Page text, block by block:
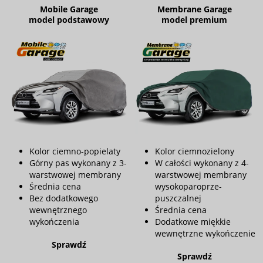
Mobile Garage
model podstawowy
Kolor ciemno-popielaty
Górny pas wykonany z 3-
warstwowej membrany
Średnia cena
Bez dodatkowego
wewnętrznego
wykończenia
Sprawdź
Membrane Garage
model premium
Kolor ciemnozielony
W całości wykonany z 4-
warstwowej membrany
wysokoparoprze-
puszczalnej
Średnia cena
Dodatkowe miękkie
wewnętrzne wykończenie
Sprawdź